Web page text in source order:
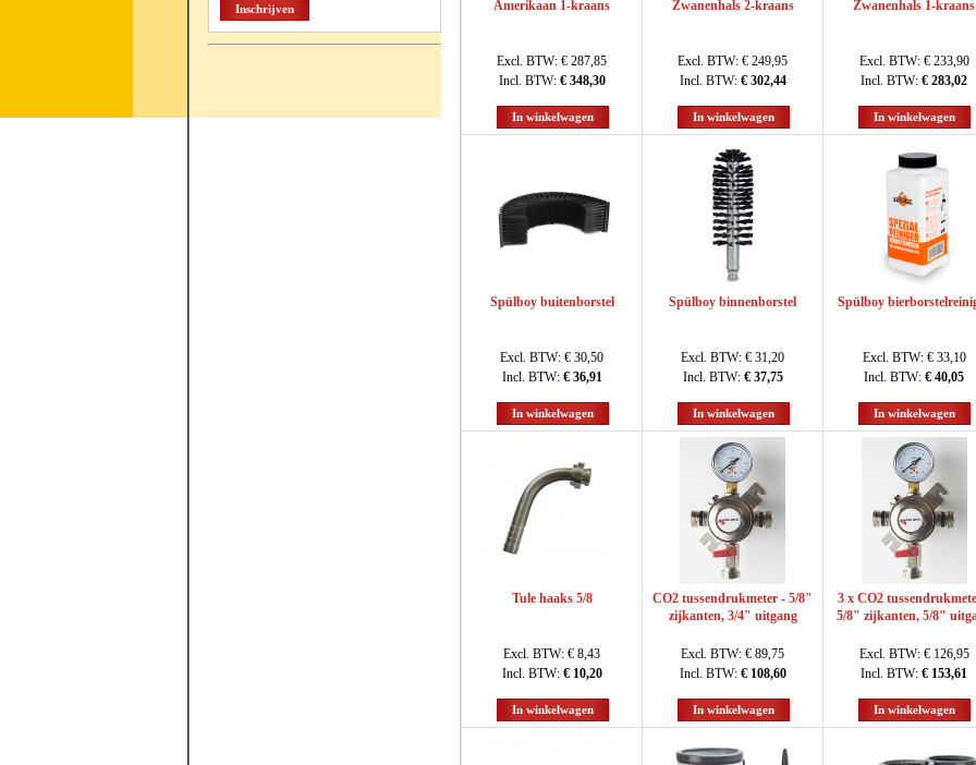
Inschrijven Amerikaan 1-kraans
Excl. BTW: € 287,85
Incl. BTW: € 348,30
In winkelwagen
Zwanenhals 2-kraans
Excl. BTW: € 249,95
Incl. BTW: € 302,44
In winkelwagen
Zwanenhals 1-kraans
Excl. BTW: € 233,90
Incl. BTW: € 283,02
In winkelwagen
Spülboy buitenborstel
Excl. BTW: € 30,50
Incl. BTW: € 36,91
In winkelwagen
Spülboy binnenborstel
Excl. BTW: € 31,20
Incl. BTW: € 37,75
In winkelwagen
Spülboy
Excl. BTW: € 33,10
Incl. BTW: € 40,05
In winkelwagen
Tule haaks 5/8
Excl. BTW: € 8,43
Incl. BTW: € 10,20
In winkelwagen
CO2 tussendrukmeter - 5/8"
zijkanten, 3/4" uitgang
Excl. BTW: € 89,75
Incl. BTW: € 108,60
In winkelwagen
3 x CO2
5/8" zijkanten, 5/8"
Excl. BTW: € 126,95
Incl. BTW: € 153,61
In winkelwagen